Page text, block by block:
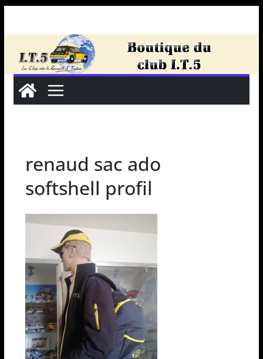
renaud sac ado
softshell profil